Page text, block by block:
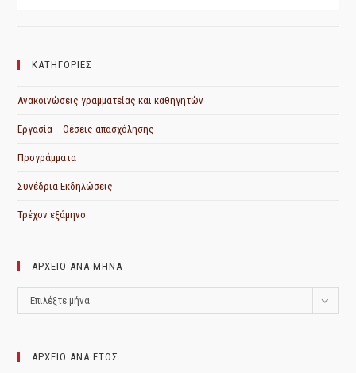
ΚΑΤΗΓΟΡΙΕΣ
Ανακοινώσεις γραμματείας και καθηγητών
Εργασία – Θέσεις απασχόλησης
Προγράμματα
Συνέδρια-Εκδηλώσεις
Τρέχον εξάμηνο
ΑΡΧΕΙΟ ΑΝΑ ΜΗΝΑ
ΑΡΧΕΙΟ
ΑΝΑ
Επιλέξτε μήνα
ΑΡΧΕΙΟ ΑΝΑ ΕΤΟΣ